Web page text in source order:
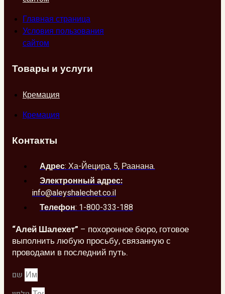
Главная страница
Условия пользования
сайтом
Товары и услуги
Кремация
Кремация
Контакты
Адрес: Ха-Йецира, 5, Раанана.
Электронный адрес:
info@aleyshalechet.co.il
Телефон: 1-800-333-188
“Алей Шалехет” – похоронное бюро, готовое
выполнить любую просьбу, связанную с
проводами в последний путь.